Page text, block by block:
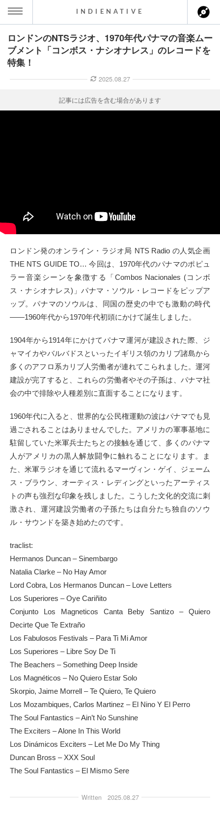
MENU
ス一覧
ト情報
クト
Twitter
Facebook
Tumblr
Soundcloud
INDIENATIVE
ロンドンのNTSラジオ、1970年代パナマの音楽ムー
ブメント「コンボス・ナシオナレス」のレコードを
特集！
2025.08.27
記事には広告を含む場合があります
ロンドン発のオンライン・ラジオ局 NTS Radio の人気企画
THE NTS GUIDE TO… 今回は、1970年代のパナマのポピュ
ラー音楽シーンを象徴する「Combos Nacionales (コンボ
ス・ナシオナレス)」パナマ・ソウル・レコードをピップア
ップ。パナマのソウルは、同国の歴史の中でも激動の時代
――1960年代から1970年代初頭にかけて誕生しました。
1904年から1914年にかけてパナマ運河が建設された際、ジ
ャマイカやバルバドスといったイギリス領のカリブ諸島から
多くのアフロ系カリブ人労働者が連れてこられました。運河
建設が完了すると、これらの労働者やその子孫は、パナマ社
会の中で排除や人種差別に直面することになります。
1960年代に入ると、世界的な公民権運動の波はパナマでも見
過ごされることはありませんでした。アメリカの軍事基地に
駐留していた米軍兵士たちとの接触を通じて、多くのパナマ
人がアメリカの黒人解放闘争に触れることになります。ま
た、米軍ラジオを通じて流れるマーヴィン・ゲイ、ジェーム
ス・ブラウン、オーティス・レディングといったアーティス
トの声も強烈な印象を残しました。こうした文化的交流に刺
激され、運河建設労働者の子孫たちは自分たち独自のソウ
ル・サウンドを築き始めたのです。
traclist:
Hermanos Duncan – Sinembargo
Natalia Clarke – No Hay Amor
Lord Cobra, Los Hermanos Duncan – Love Letters
Los Superiores – Oye Cariñito
Conjunto Los Magneticos Canta Beby Santizo – Quiero
Decirte Que Te Extraño
Los Fabulosos Festivals – Para Ti Mi Amor
Los Superiores – Libre Soy De Ti
The Beachers – Something Deep Inside
Los Magnéticos – No Quiero Estar Solo
Skorpio, Jaime Morrell – Te Quiero, Te Quiero
Los Mozambiques, Carlos Martinez – El Nino Y El Perro
The Soul Fantastics – Ain’t No Sunshine
The Exciters – Alone In This World
Los Dinámicos Exciters – Let Me Do My Thing
Duncan Bross – XXX Soul
The Soul Fantastics – El Mismo Sere
Written 2025.08.27